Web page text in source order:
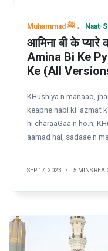
Muhammad ﷺ Naat-
आमिना बी के
Amina Bi Ke
Ke (All
KHushiya.n manaao,
keapne nabi ki 'azmat
hi charaaGaa.n ho.n,
aamad hai, sadaae.n
SEP 17, 2023 5 MINS READ